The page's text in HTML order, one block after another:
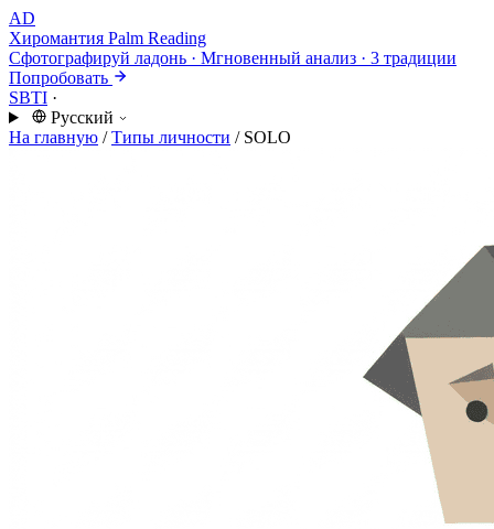
AD
Хиромантия Palm Reading
Сфотографируй ладонь · Мгновенный анализ · 3 традиции
Попробовать
SBTI ·
Русский
На главную / Типы личности / SOLO